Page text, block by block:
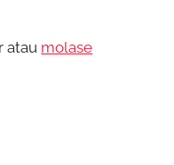
atau molase